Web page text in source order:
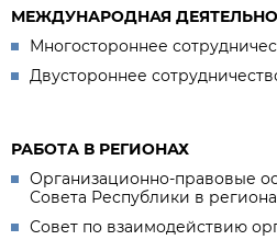
МЕЖДУНАРОДНАЯ
Многостороннее
Двустороннее
РАБОТА В РЕГИОНАХ
Организационно-правовые
Совета Республики в
Совет по взаимодействию